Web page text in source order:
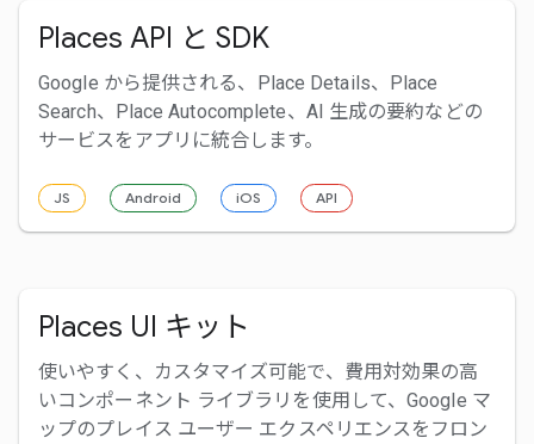
Places API と SDK
Google から提供される、Place Details、Place
Search、Place Autocomplete、AI 生成の要約などの
サービスをアプリに統合します。
JS Android iOS API
Places UI キット
使いやすく、カスタマイズ可能で、費用対効果の高
いコンポーネント ライブラリを使用して、Google マ
ップのプレイス ユーザー エクスペリエンスをフロン